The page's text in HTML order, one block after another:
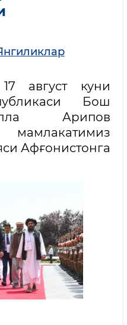
август куни
Бош
Арипов
Афғонистонга